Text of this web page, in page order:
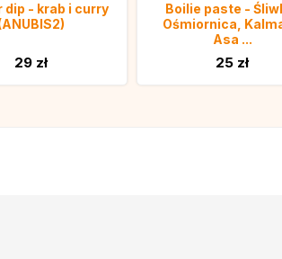
dip - krab i curry
29 zł
Boilie paste -
Ośmiornica,
Asa ...
25 zł